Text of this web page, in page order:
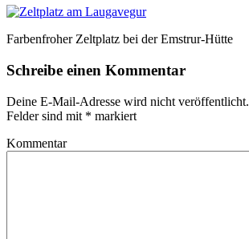
Farbenfroher Zeltplatz bei der Emstrur-Hütte
Schreibe einen Kommentar
Deine E-Mail-Adresse wird nicht veröffentlicht.
Felder sind mit * markiert
Kommentar